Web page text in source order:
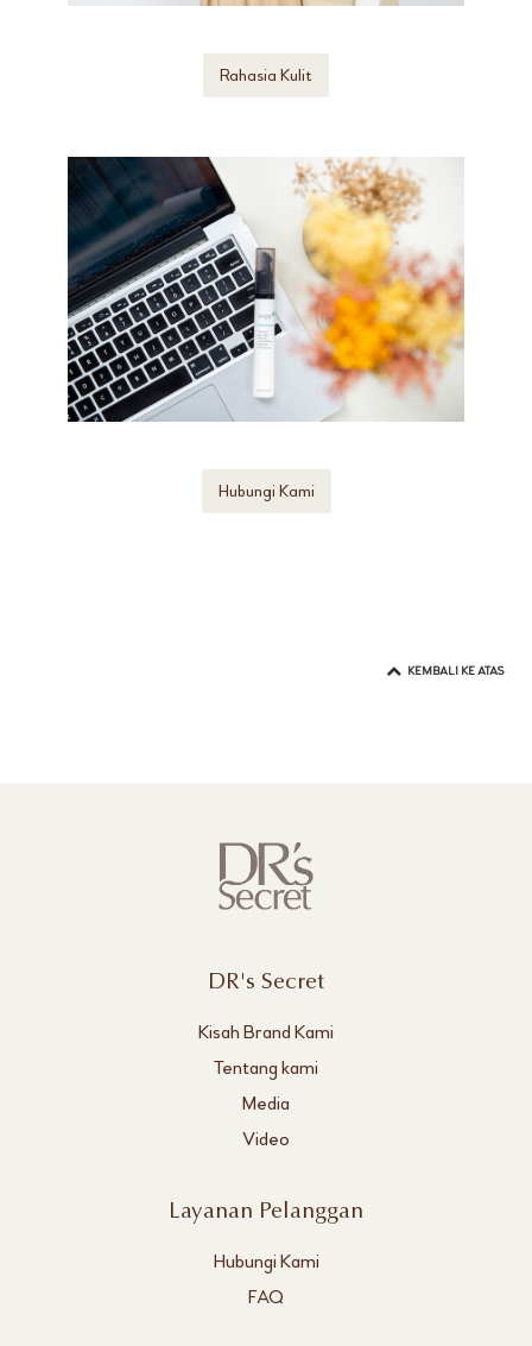
Rahasia Kulit
Hubungi Kami
KEMBALI KE ATAS
DR's Secret
Kisah Brand Kami
Tentang kami
Media
Video
Layanan Pelanggan
Hubungi Kami
FAQ